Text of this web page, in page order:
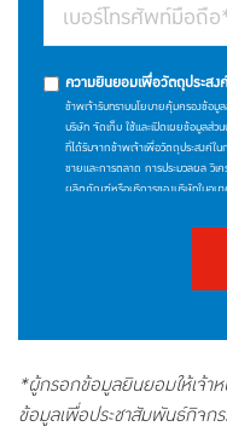
ความยินยอมเพื่อวัตถุประสง
ข้าพเจ้ารับทราบนโยบายคุ้มครองข้อ
บริษัท จัดเก็บ ใช้และเปิดเผยข้อมูลส่
ที่ได้รับจากข้าพเจ้าเพื่อวัตถุประสงค์ใ
ขายและการตลาด การประมวลผล วิ
ผลิตภัณฑ์หรือบริการของบริษัทในอน
เจตนาให้ความยินยอมของข้าพเจ้า
ของบริษัทและสิทธิของเจ้าของข้อมูลส่
(https://www.thailife.com/
*ผู้กรอกข้อมูลยินยอมให้เจ้า
ข้อมูลเพื่อประชาสัมพันธ์กิจก